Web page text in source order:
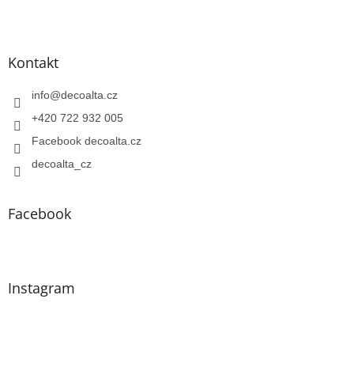
Kontakt
info@decoalta.cz
+420 722 932 005
Facebook decoalta.cz
decoalta_cz
Facebook
Instagram